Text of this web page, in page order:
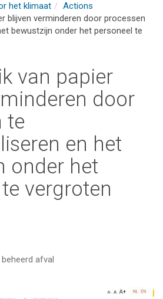
het klimaat
Actions
blijven verminderen door processen
bewustzijn onder het personeel te
van papier
door
te
en het
onder het
vergroten
afval